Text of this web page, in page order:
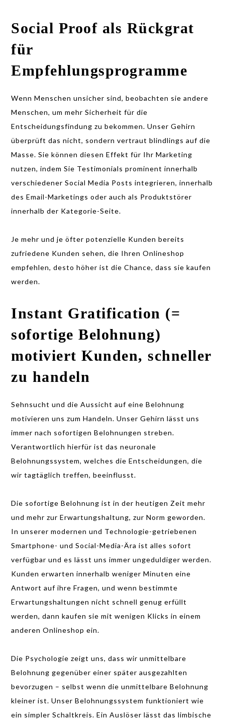
Social Proof als Rückgrat
für
Empfehlungsprogramme
Wenn Menschen unsicher sind, beobachten sie andere
Menschen, um mehr Sicherheit für die
Entscheidungsfindung zu bekommen. Unser Gehirn
überprüft das nicht, sondern vertraut blindlings auf die
Masse. Sie können diesen Effekt für Ihr Marketing
nutzen, indem Sie Testimonials prominent innerhalb
verschiedener Social Media Posts integrieren, innerhalb
des Email-Marketings oder auch als Produktstörer
innerhalb der Kategorie-Seite.
Je mehr und je öfter potenzielle Kunden bereits
zufriedene Kunden sehen, die Ihren Onlineshop
empfehlen, desto höher ist die Chance, dass sie kaufen
werden.
Instant Gratification (=
sofortige Belohnung)
motiviert Kunden, schneller
zu handeln
Sehnsucht und die Aussicht auf eine Belohnung
motivieren uns zum Handeln. Unser Gehirn lässt uns
immer nach sofortigen Belohnungen streben.
Verantwortlich hierfür ist das neuronale
Belohnungssystem, welches die Entscheidungen, die
wir tagtäglich treffen, beeinflusst.
Die sofortige Belohnung ist in der heutigen Zeit mehr
und mehr zur Erwartungshaltung, zur Norm geworden.
In unserer modernen und Technologie-getriebenen
Smartphone- und Social-Media-Ära ist alles sofort
verfügbar und es lässt uns immer ungeduldiger werden.
Kunden erwarten innerhalb weniger Minuten eine
Antwort auf ihre Fragen, und wenn bestimmte
Erwartungshaltungen nicht schnell genug erfüllt
werden, dann kaufen sie mit wenigen Klicks in einem
anderen Onlineshop ein.
Die Psychologie zeigt uns, dass wir unmittelbare
Belohnung gegenüber einer später ausgezahlten
bevorzugen – selbst wenn die unmittelbare Belohnung
kleiner ist. Unser Belohnungssystem funktioniert wie
ein simpler Schaltkreis. Ein Auslöser lässt das limbische